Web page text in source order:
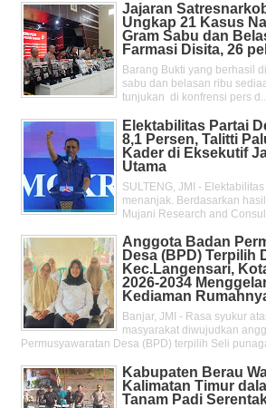
Jajaran
Ungkap 21 Kasus
Gram Sabu dan
Farmasi Disita, 26
Barang Bukti yang berhasil
sabu dan belasan ribu
tunjukan di konfrensi pers d...
Elektabilitas Partai
8,1 Persen, Talitti
Kader di Eksekutif
Utama
SULTENG, JMI -
menanjak. Berdasarkan
Mujani Research and
Anggota Badan
Desa (BPD) Terpilih
Kec.Langensari,
2026-2034
Kediaman
Banjar, JMI - Rasa syukur
masyarakat diwujudkan
Permusyawaratan Desa (BPD) terpilih Seli
Kabupaten Berau
Kalimatan Timur
Tanam Padi